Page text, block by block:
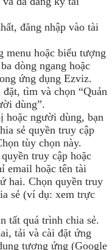
đăng nhập vào tài
menu hoặc biểu tượng
dòng ngang hoặc
ứng dụng Ezviz.
tìm và chọn “Quản
dùng”.
hoặc người dùng, bạn
sẻ quyền truy cập
tùy chọn này.
truy cập hoặc
email hoặc tên tài
hai. Chọn quyền truy
sẻ (ví dụ: xem trực
tất quá trình chia sẻ.
tải và cài đặt ứng
tương ứng (Google